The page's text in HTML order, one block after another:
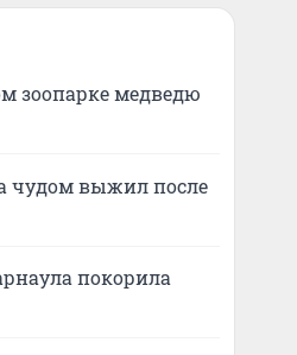
зоопарке медведю
чудом выжил после
покорила